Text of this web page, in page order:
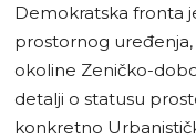
Demokratska fronta
prostornog
okoline Zeničko-
detalji o statusu
konkretno